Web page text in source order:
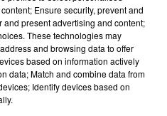
from complications of
missed by all of us.
Godspeed.
vf4O78JKmb
Ensure security, prevent and
present advertising and content;
These technologies may
and browsing data to offer
based on information actively
data; Match and combine data from
Identify devices based on